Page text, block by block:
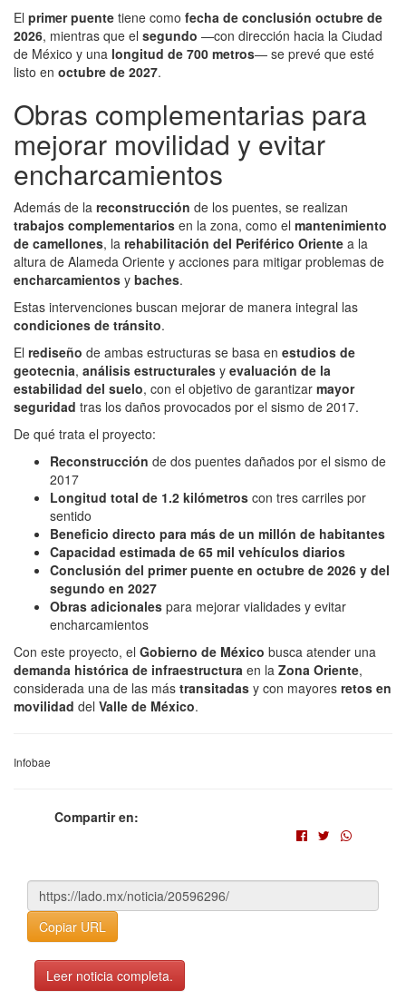
El primer puente tiene como fecha de conclusión octubre de
2026, mientras que el segundo —con dirección hacia la Ciudad
de México y una longitud de 700 metros— se prevé que esté
listo en octubre de 2027.
Obras complementarias para
mejorar movilidad y evitar
encharcamientos
Además de la reconstrucción de los puentes, se realizan
trabajos complementarios en la zona, como el mantenimiento
de camellones, la rehabilitación del Periférico Oriente a la
altura de Alameda Oriente y acciones para mitigar problemas de
encharcamientos y baches.
Estas intervenciones buscan mejorar de manera integral las
condiciones de tránsito.
El rediseño de ambas estructuras se basa en estudios de
geotecnia, análisis estructurales y evaluación de la
estabilidad del suelo, con el objetivo de garantizar mayor
seguridad tras los daños provocados por el sismo de 2017.
De qué trata el proyecto:
Reconstrucción de dos puentes dañados por el sismo de
2017
Longitud total de 1.2 kilómetros con tres carriles por
sentido
Beneficio directo para más de un millón de habitantes
Capacidad estimada de 65 mil vehículos diarios
Conclusión del primer puente en octubre de 2026 y del
segundo en 2027
Obras adicionales para mejorar vialidades y evitar
encharcamientos
Con este proyecto, el Gobierno de México busca atender una
demanda histórica de infraestructura en la Zona Oriente,
considerada una de las más transitadas y con mayores retos en
movilidad del Valle de México.
Infobae
Compartir en:
Copiar URL
Leer noticia completa.